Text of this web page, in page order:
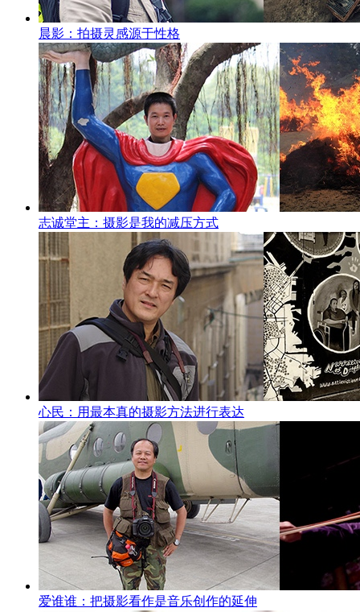
晨影：拍摄灵感源于性格
志诚堂主：摄影是我的减压方式
心民：用最本真的摄影方法进行表达
爱谁谁：把摄影看作是音乐创作的延伸